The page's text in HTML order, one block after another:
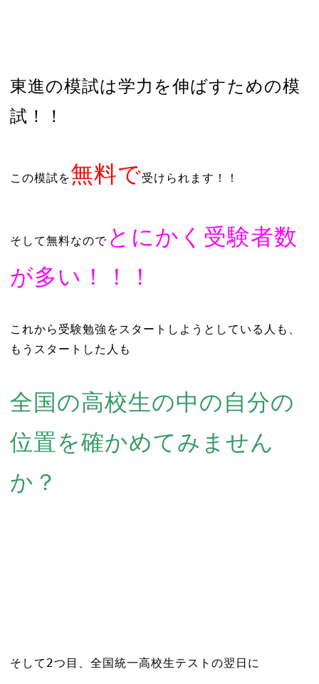
東進の模試は学力を伸ばすための模
試！！
この模試を無料で受けられます！！
そして無料なのでとにかく受験者数
が多い！！！
これから受験勉強をスタートしようとしている人も、
もうスタートした人も
全国の高校生の中の自分の
位置を確かめてみません
か？
そして2つ目、全国統一高校生テストの翌日に